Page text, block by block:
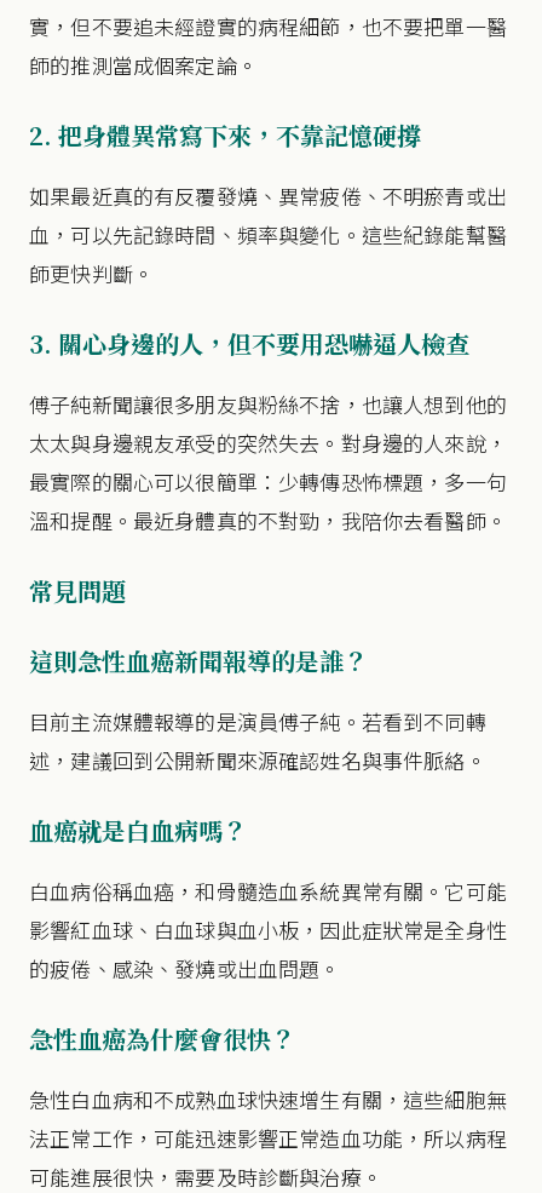
實，但不要追未經證實的病程細節，也不要把單一醫
師的推測當成個案定論。
2. 把身體異常寫下來，不靠記憶硬撐
如果最近真的有反覆發燒、異常疲倦、不明瘀青或出
血，可以先記錄時間、頻率與變化。這些紀錄能幫醫
師更快判斷。
3. 關心身邊的人，但不要用恐嚇逼人檢查
傅子純新聞讓很多朋友與粉絲不捨，也讓人想到他的
太太與身邊親友承受的突然失去。對身邊的人來說，
最實際的關心可以很簡單：少轉傳恐怖標題，多一句
溫和提醒。最近身體真的不對勁，我陪你去看醫師。
常見問題
這則急性血癌新聞報導的是誰？
目前主流媒體報導的是演員傅子純。若看到不同轉
述，建議回到公開新聞來源確認姓名與事件脈絡。
血癌就是白血病嗎？
白血病俗稱血癌，和骨髓造血系統異常有關。它可能
影響紅血球、白血球與血小板，因此症狀常是全身性
的疲倦、感染、發燒或出血問題。
急性血癌為什麼會很快？
急性白血病和不成熟血球快速增生有關，這些細胞無
法正常工作，可能迅速影響正常造血功能，所以病程
可能進展很快，需要及時診斷與治療。